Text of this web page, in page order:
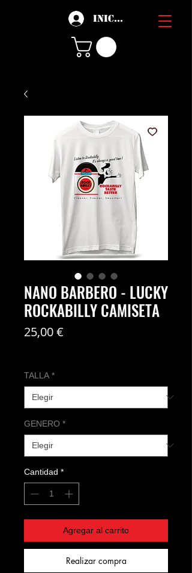
Iniciar sesión
NANO BARBERO - LUCKY
ROCKABILLY CAMISETA
25,00 €
TALLA *
GENERO *
Cantidad *
Agregar al carrito
Realizar compra